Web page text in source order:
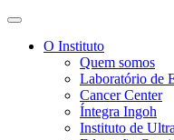
O Instituto
Quem somos
Laboratório de
Cancer Center
Íntegra Ingoh
Instituto de